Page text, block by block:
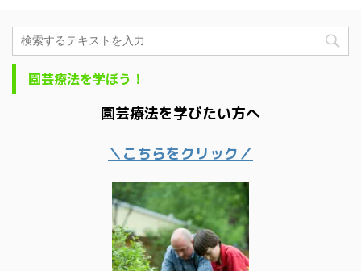
園芸療法を学ぼう！
園芸療法を学びたい方へ
＼こちらをクリック／